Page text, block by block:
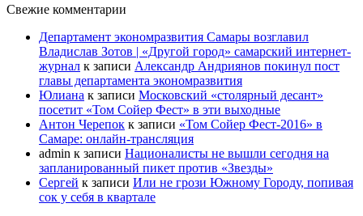
Свежие комментарии
Департамент экономразвития Самары возглавил
Владислав Зотов | «Другой город» самарский интернет-
журнал к записи Александр Андриянов покинул пост
главы департамента экономразвития
Юлиана к записи Московский «столярный десант»
посетит «Том Сойер Фест» в эти выходные
Антон Черепок к записи «Том Сойер Фест-2016» в
Самаре: онлайн-трансляция
admin к записи Националисты не вышли сегодня на
запланированный пикет против «Звезды»
Сергей к записи Или не грози Южному Городу, попивая
сок у себя в квартале